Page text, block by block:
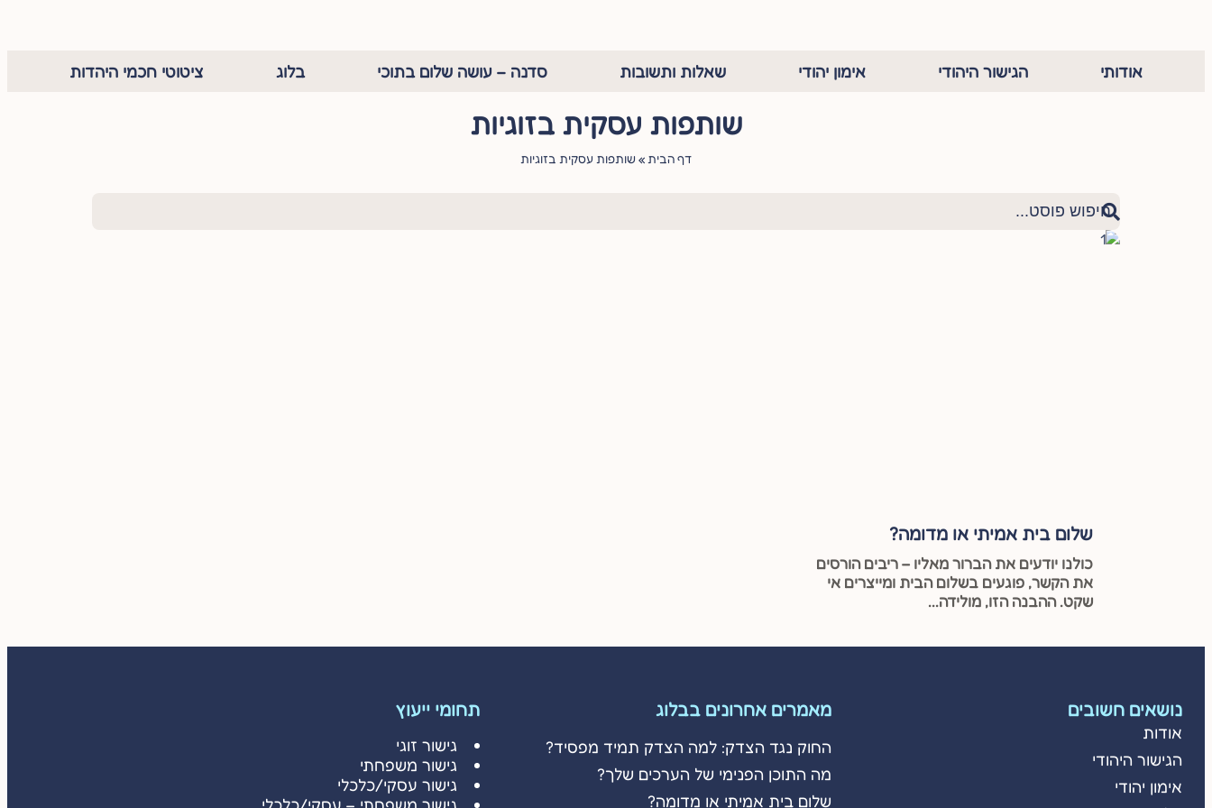
אודותי הגישור היהודי אימון יהודי שאלות ותשובות סדנה – עושה שלום בתוכי בלוג ציטוטי חכמי היהדות
שותפות עסקית בזוגיות
דף הבית »שותפות עסקית בזוגיות
שלום בית אמיתי או מדומה?
כולנו יודעים את הברור מאליו – ריבים הורסים
את הקשר, פוגעים בשלום הבית ומייצרים אי
שקט. ההבנה הזו, מולידה...
נושאים חשובים
אודות
הגישור היהודי
אימון יהודי
מאמרים אחרונים בבלוג
החוק נגד הצדק: למה הצדק תמיד מפסיד?
מה התוכן הפנימי של הערכים שלך?
שלום בית אמיתי או מדומה?
תחומי ייעוץ
גישור זוגי
גישור משפחתי
גישור עסקי/כלכלי
גישור משפחתי – עסקי/כלכלי